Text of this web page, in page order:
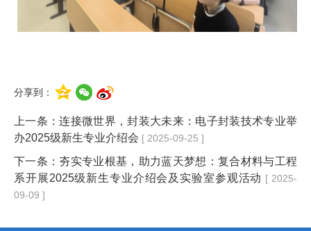
分享到：
上一条：连接微世界，封装大未来：电子封装技术专业举
办2025级新生专业介绍会 [ 2025-09-25 ]
下一条： 夯实专业根基，助力蓝天梦想：复合材料与工程
系开展2025级新生专业介绍会及实验室参观活动 [ 2025-
09-09 ]